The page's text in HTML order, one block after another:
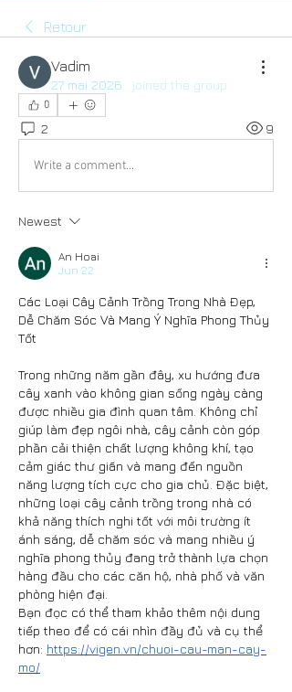
Retour
Vadim
27 mai 2026 · joined the group.
0
2 9
Write a comment...
Newest
An Hoai
Jun 22
Các Loại Cây Cảnh Trồng Trong Nhà Đẹp,
Dễ Chăm Sóc Và Mang Ý Nghĩa Phong Thủy
Tốt
Trong những năm gần đây, xu hướng đưa
cây xanh vào không gian sống ngày càng
được nhiều gia đình quan tâm. Không chỉ
giúp làm đẹp ngôi nhà, cây cảnh còn góp
phần cải thiện chất lượng không khí, tạo
cảm giác thư giãn và mang đến nguồn
năng lượng tích cực cho gia chủ. Đặc biệt,
những loại cây cảnh trồng trong nhà có
khả năng thích nghi tốt với môi trường ít
ánh sáng, dễ chăm sóc và mang nhiều ý
nghĩa phong thủy đang trở thành lựa chọn
hàng đầu cho các căn hộ, nhà phố và văn
phòng hiện đại.
Bạn đọc có thể tham khảo thêm nội dung
tiếp theo để có cái nhìn đầy đủ và cụ thể
hơn: https://vigen.vn/chuoi-cau-man-cay-
mo/